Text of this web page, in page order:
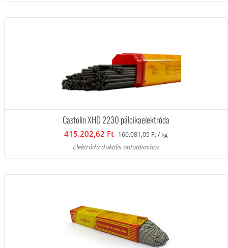
Castolin XHD 2230 pálcikaelektróda
415.202,62 Ft 166.081,05 Ft / kg
Elektróda duktilis öntöttvashoz